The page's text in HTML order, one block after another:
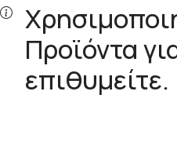
Προϊόντα
επιθυμείτε.